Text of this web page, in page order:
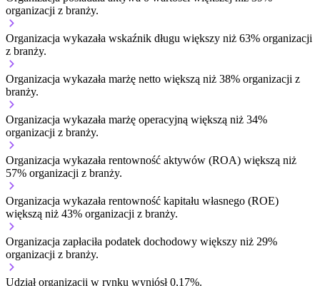
organizacji z branży.
Organizacja wykazała wskaźnik długu większy niż 63% organizacji
z branży.
Organizacja wykazała marżę netto większą niż 38% organizacji z
branży.
Organizacja wykazała marżę operacyjną większą niż 34%
organizacji z branży.
Organizacja wykazała rentowność aktywów (ROA) większą niż
57% organizacji z branży.
Organizacja wykazała rentowność kapitału własnego (ROE)
większą niż 43% organizacji z branży.
Organizacja zapłaciła podatek dochodowy większy niż 29%
organizacji z branży.
Udział organizacji w rynku wyniósł 0,17%.